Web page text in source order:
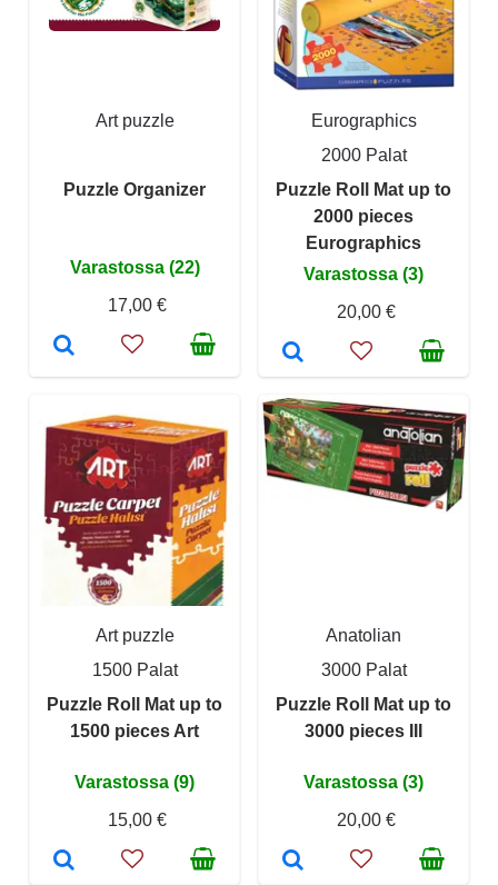
Art puzzle
Puzzle Organizer
Varastossa (22)
17,00 €
Eurographics
2000 Palat
Puzzle Roll Mat up to
2000 pieces
Eurographics
Varastossa (3)
20,00 €
Art puzzle
1500 Palat
Puzzle Roll Mat up to
1500 pieces Art
Varastossa (9)
15,00 €
Anatolian
3000 Palat
Puzzle Roll Mat up to
3000 pieces III
Varastossa (3)
20,00 €